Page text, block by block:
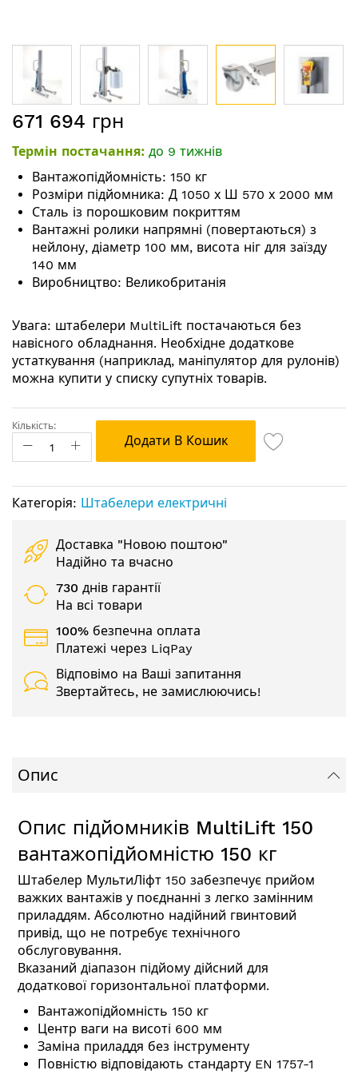
Перейти
до
галереї
зображень
671 694 грн
Термін постачання: до 9 тижнів
Вантажопідйомність: 150 кг
Розміри підйомника: Д 1050 х Ш 570 х 2000 мм
Сталь із порошковим покриттям
Вантажні ролики напрямні (повертаються) з
нейлону, діаметр 100 мм, висота ніг для заїзду
140 мм
Виробництво: Великобританія
Увага: штабелери MultiLift постачаються без
навісного обладнання. Необхідне додаткове
устаткування (наприклад, маніпулятор для рулонів)
можна купити у списку супутніх товарів.
Кількість:
Додати В Кошик
Категорія: Штабелери електричні
Доставка "Новою поштою"
Надійно та вчасно
730 днів гарантії
На всі товари
100% безпечна оплата
Платежі через LiqPay
Відповімо на Ваші запитання
Звертайтесь, не замислюючись!
Опис
Опис підйомників MultiLift 150
вантажопідйомністю 150 кг
Штабелер МультиЛіфт 150 забезпечує прийом
важких вантажів у поєднанні з легко замінним
приладдям. Абсолютно надійний гвинтовий
привід, що не потребує технічного
обслуговування.
Вказаний діапазон підйому дійсний для
додаткової горизонтальної платформи.
Вантажопідйомність 150 кг
Центр ваги на висоті 600 мм
Заміна приладдя без інструменту
Повністю відповідають стандарту EN 1757-1